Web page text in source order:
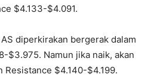
$4.133-$4.091.
diperkirakan bergerak dalam
$3.975. Namun jika naik, akan
Resistance $4.140-$4.199.